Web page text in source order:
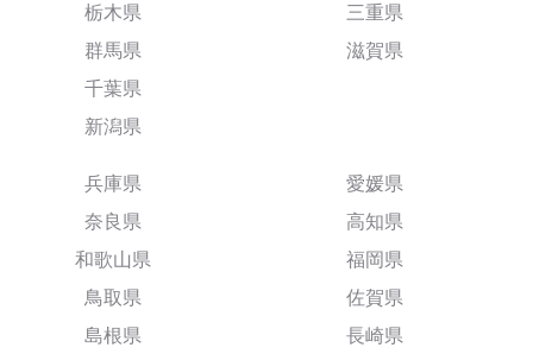
栃木県
群馬県
千葉県
新潟県
三重県
滋賀県
兵庫県
奈良県
和歌山県
鳥取県
島根県
愛媛県
高知県
福岡県
佐賀県
長崎県